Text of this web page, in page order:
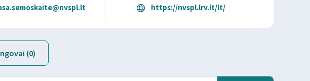
https://nvspl.lrv.lt/lt/
(0)